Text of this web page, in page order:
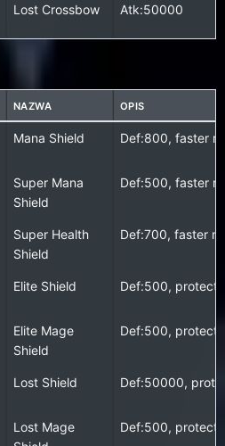
Lost Crossbow Atk:50000
NAZWA OPIS
Mana Shield Def:800, faster
Super Mana
Shield
Def:500, faster
Super Health
Shield
Def:700, faster
Elite Shield Def:500,
Elite Mage
Shield
Def:500,
Lost Shield Def:50000,
Lost Mage
Def:500,